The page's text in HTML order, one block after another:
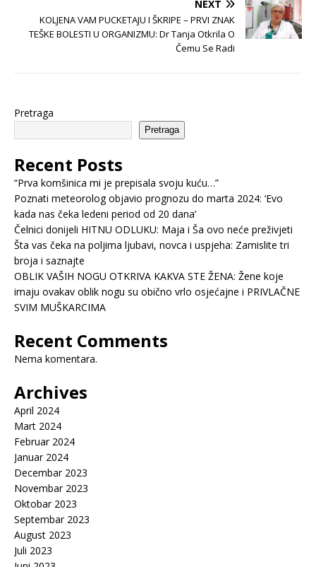
NEXT
KOLJENA VAM PUCKETAJU I ŠKRIPE – PRVI ZNAK
TEŠKE BOLESTI U ORGANIZMU: Dr Tanja Otkrila O
Čemu Se Radi
Pretraga
Pretraga
Recent Posts
“Prva komšinica mi je prepisala svoju kuću…”
Poznati meteorolog objavio prognozu do marta 2024: ‘Evo
kada nas čeka ledeni period od 20 dana’
Čelnici donijeli HITNU ODLUKU: Maja i Ša ovo neće preživjeti
Šta vas čeka na poljima ljubavi, novca i uspjeha: Zamislite tri
broja i saznajte
OBLIK VAŠIH NOGU OTKRIVA KAKVA STE ŽENA: Žene koje
imaju ovakav oblik nogu su obično vrlo osjećajne i PRIVLAČNE
SVIM MUŠKARCIMA
Recent Comments
Nema komentara.
Archives
April 2024
Mart 2024
Februar 2024
Januar 2024
Decembar 2023
Novembar 2023
Oktobar 2023
Septembar 2023
August 2023
Juli 2023